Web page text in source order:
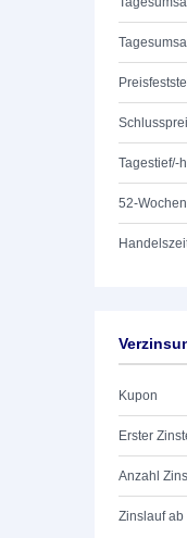
Tagestief/-
52-
Kupon
Erster
Anzahl
Zinslauf ab